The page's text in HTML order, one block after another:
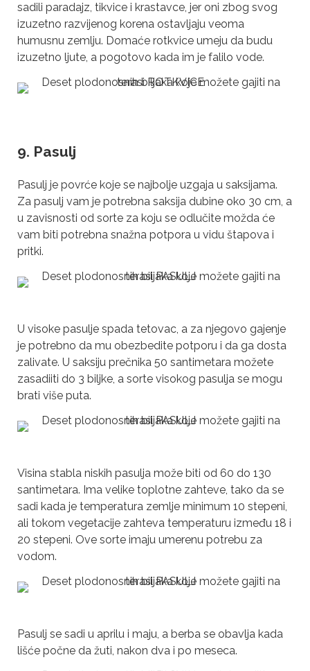
sadili paradajz, tikvice i krastavce, jer oni zbog svog
izuzetno razvijenog korena ostavljaju veoma
humusnu zemlju. Domaće rotkvice umeju da budu
izuzetno ljute, a pogotovo kada im je falilo vode.
9. Pasulj
Pasulj je povrće koje se najbolje uzgaja u saksijama.
Za pasulj vam je potrebna saksija dubine oko 30 cm, a
u zavisnosti od sorte za koju se odlučite možda će
vam biti potrebna snažna potpora u vidu štapova i
pritki.
U visoke pasulje spada tetovac, a za njegovo gajenje
je potrebno da mu obezbedite potporu i da ga dosta
zalivate. U saksiju prečnika 50 santimetara možete
zasadiiti do 3 biljke, a sorte visokog pasulja se mogu
brati više puta.
Visina stabla niskih pasulja može biti od 60 do 130
santimetara. Ima velike toplotne zahteve, tako da se
sadi kada je temperatura zemlje minimum 10 stepeni,
ali tokom vegetacije zahteva temperaturu između 18 i
20 stepeni. Ove sorte imaju umerenu potrebu za
vodom.
Pasulj se sadi u aprilu i maju, a berba se obavlja kada
lišće počne da žuti, nakon dva i po meseca.